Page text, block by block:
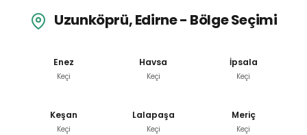
Uzunköprü, Edirne - Bölge Seçimi
Enez
Keçi
Havsa
Keçi
İpsala
Keçi
Keşan
Keçi
Lalapaşa
Keçi
Meriç
Keçi